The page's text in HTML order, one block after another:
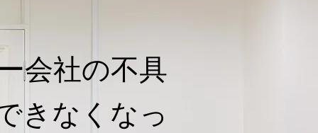
会社の不具
きなくなっ